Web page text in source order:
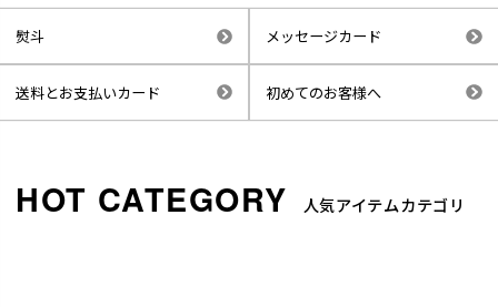
熨斗 メッセージカード
送料とお支払いカード 初めてのお客様へ
人気アイテムカテゴリ